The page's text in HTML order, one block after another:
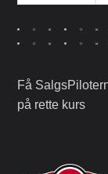
Få
på rette kurs